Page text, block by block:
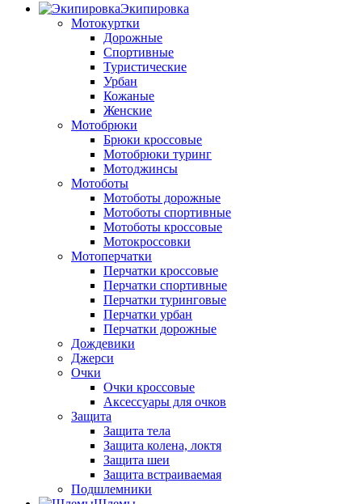
Экипировка
Мотокуртки
Дорожные
Спортивные
Туристические
Урбан
Кожаные
Женские
Мотобрюки
Брюки кроссовые
Мотобрюки туринг
Мотоджинсы
Мотоботы
Мотоботы дорожные
Мотоботы спортивные
Мотоботы кроссовые
Мотокроссовки
Мотоперчатки
Перчатки кроссовые
Перчатки спортивные
Перчатки туринговые
Перчатки урбан
Перчатки дорожные
Дождевики
Джерси
Очки
Очки кроссовые
Аксессуары для очков
Защита
Защита тела
Защита колена, локтя
Защита шеи
Защита встраиваемая
Подшлемники